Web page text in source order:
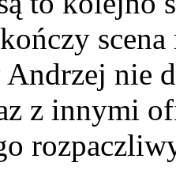
nie
z innymi